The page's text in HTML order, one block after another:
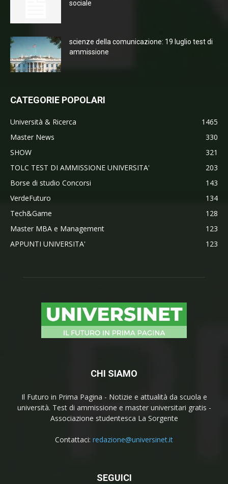
sociale
scienze della comunicazione: 19 luglio test di
ammissione
CATEGORIE POPOLARI
Università & Ricerca
1465
Master News
330
SHOW
321
TOLC TEST DI AMMISSIONE UNIVERSITA'
203
Borse di studio Concorsi
143
VerdeFuturo
134
Tech&Game
128
Master MBA e Management
123
APPUNTI UNIVERSITA'
123
CHI SIAMO
Il Futuro in Prima Pagina - Notizie e attualità da scuola e
università. Test di ammissione e master universitari gratis -
Associazione studentesca La Sorgente
Contattaci: redazione@universinet.it
SEGUICI